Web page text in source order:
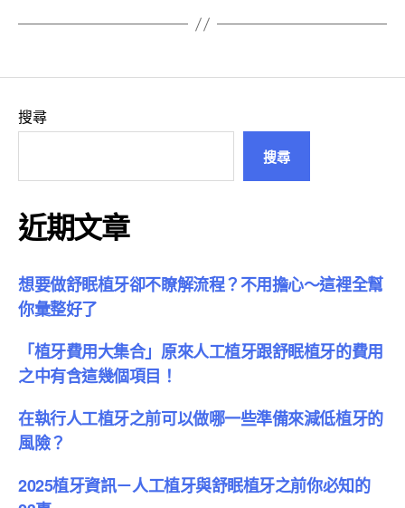
搜尋
搜尋
近期文章
想要做舒眠植牙卻不瞭解流程？不用擔心～這裡全幫
你彙整好了
「植牙費用大集合」原來人工植牙跟舒眠植牙的費用
之中有含這幾個項目！
在執行人工植牙之前可以做哪一些準備來減低植牙的
風險？
2025植牙資訊－人工植牙與舒眠植牙之前你必知的